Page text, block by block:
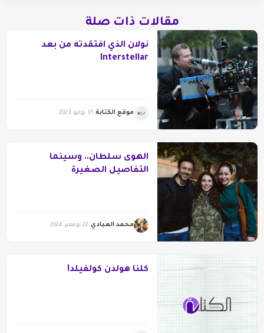
مقالات ذات صلة
نولان الذي افتقدته من بعد
Interstellar
موقع الكتابة 31 يوليو 2023
الهوى سلطان.. وسينما
التفاصيل الصغيرة
محمد العبادي 22 نوفمبر 2024
كلنا هولدن كولفيلد!